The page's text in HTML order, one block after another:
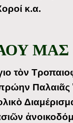
κ.α.
ΜΑΣ
τὸν
Παλαιᾶς